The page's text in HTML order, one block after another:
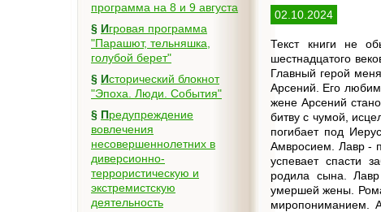
программа на 8 и 9 августа
§ Игровая программа
"Парашют, тельняшка,
голубой берет"
§ Исторический блокнот
"Эпоха. Люди. События"
§ Предупреждение
вовлечения
несовершеннолетних в
диверсионно-
террористическую и
экстремистскую
деятельность
02.10.2024
Текст книги не
шестнадцатого
Главный герой
Арсений. Его
жене Арсений
битву с чумой,
погибает под
Амвросием. Лавр -
успевает спасти
родила сына.
умершей жены.
миропониманием.